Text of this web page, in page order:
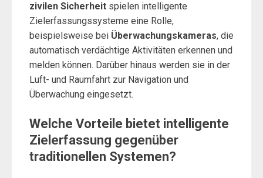
zivilen Sicherheit spielen intelligente
Zielerfassungssysteme eine Rolle,
beispielsweise bei Überwachungskameras, die
automatisch verdächtige Aktivitäten erkennen und
melden können. Darüber hinaus werden sie in der
Luft- und Raumfahrt zur Navigation und
Überwachung eingesetzt.
Welche Vorteile bietet intelligente
Zielerfassung gegenüber
traditionellen Systemen?